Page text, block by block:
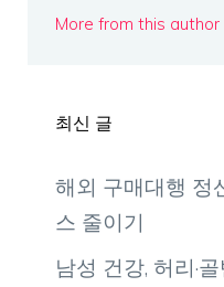
More from this author
최신 글
해외 구매대행 정
스 줄이기
남성 건강, 허리·